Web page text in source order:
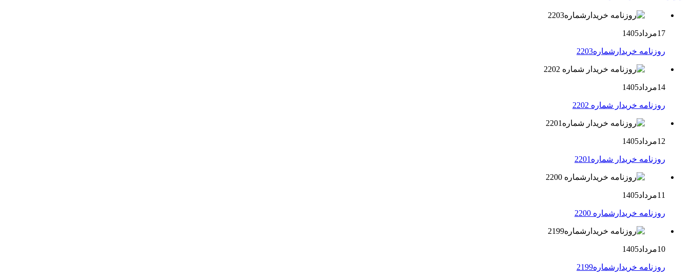
17مرداد1405
روزنامه خریدارشماره2203
14مرداد1405
روزنامه خریدار شماره 2202
12مرداد1405
روزنامه خریدار شماره2201
11مرداد1405
روزنامه خریدارشماره 2200
10مرداد1405
روزنامه خریدارشماره2199